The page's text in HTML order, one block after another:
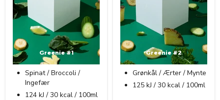
Greenie #1
Spinat / Broccoli /
Ingefær
124 kJ / 30 kcal / 100ml
Greenie #2
Grønkål / Ærter / Mynte
125 kJ / 30 kcal / 100ml